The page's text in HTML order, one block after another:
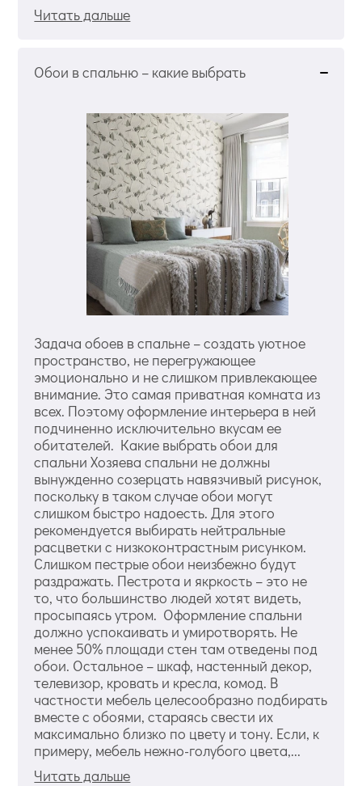
Читать дальше
Обои в спальню – какие выбрать
Задача обоев в спальне – создать уютное
пространство, не перегружающее
эмоционально и не слишком привлекающее
внимание. Это самая приватная комната из
всех. Поэтому оформление интерьера в ней
подчиненно исключительно вкусам ее
обитателей. Какие выбрать обои для
спальни Хозяева спальни не должны
вынужденно созерцать навязчивый рисунок,
поскольку в таком случае обои могут
слишком быстро надоесть. Для этого
рекомендуется выбирать нейтральные
расцветки с низкоконтрастным рисунком.
Слишком пестрые обои неизбежно будут
раздражать. Пестрота и якркость – это не
то, что большинство людей хотят видеть,
просыпаясь утром. Оформление спальни
должно успокаивать и умиротворять. Не
менее 50% площади стен там отведены под
обои. Остальное – шкаф, настенный декор,
телевизор, кровать и кресла, комод. В
частности мебель целесообразно подбирать
вместе с обоями, стараясь свести их
максимально близко по цвету и тону. Если, к
примеру, мебель нежно-голубого цвета,...
Читать дальше